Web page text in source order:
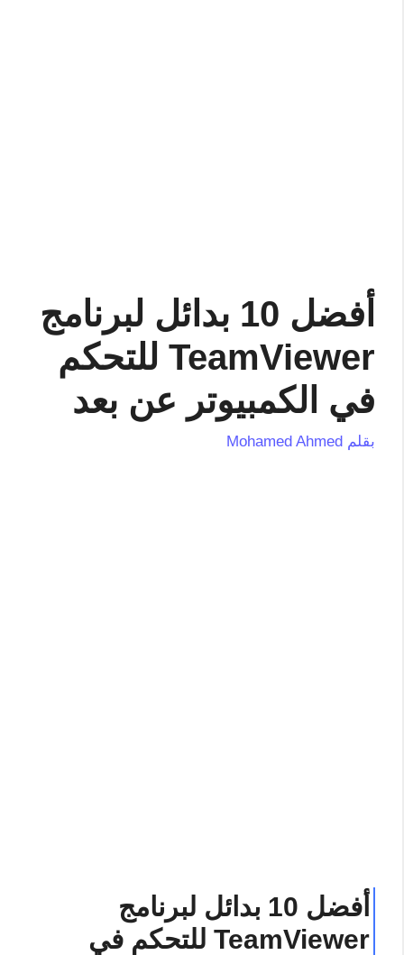
أفضل 10 بدائل لبرنامج
TeamViewer للتحكم
في الكمبيوتر عن بعد
بقلم Mohamed Ahmed
أفضل 10 بدائل لبرنامج
TeamViewer للتحكم في